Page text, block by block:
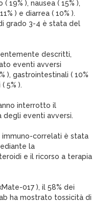
19% ), nausea ( 15% ),
) e diarrea ( 10% ).
grado 3-4 è stata del
descritti,
eventi avversi
), gastrointestinali ( 10%
5% ).
interrotto il
degli eventi avversi.
immuno-correlati è stata
la
e il ricorso a terapia
017 ), il 58% dei
ha mostrato tossicità di